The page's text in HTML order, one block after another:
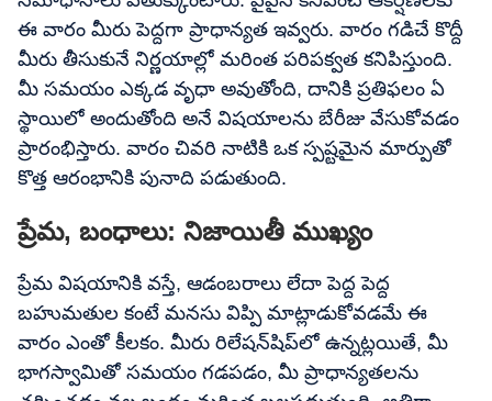
ఈ వారం మీరు పెద్దగా ప్రాధాన్యత ఇవ్వరు. వారం గడిచే కొద్దీ
మీరు తీసుకునే నిర్ణయాల్లో మరింత పరిపక్వత కనిపిస్తుంది.
మీ సమయం ఎక్కడ వృధా అవుతోంది, దానికి ప్రతిఫలం ఏ
స్థాయిలో అందుతోంది అనే విషయాలను బేరీజు వేసుకోవడం
ప్రారంభిస్తారు. వారం చివరి నాటికి ఒక స్పష్టమైన మార్పుతో
కొత్త ఆరంభానికి పునాది పడుతుంది.
ప్రేమ, బంధాలు: నిజాయితీ ముఖ్యం
ప్రేమ విషయానికి వస్తే, ఆడంబరాలు లేదా పెద్ద పెద్ద
బహుమతుల కంటే మనసు విప్పి మాట్లాడుకోవడమే ఈ
వారం ఎంతో కీలకం. మీరు రిలేషన్‌షిప్‌లో ఉన్నట్లయితే, మీ
భాగస్వామితో సమయం గడపడం, మీ ప్రాధాన్యతలను